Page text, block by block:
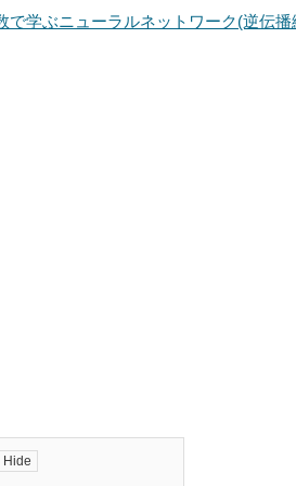
で学ぶニューラルネットワーク(逆伝播